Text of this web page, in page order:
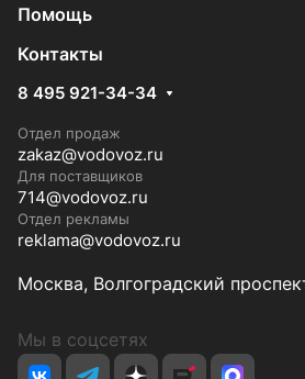
Помощь
Контакты
8 495 921-34-34
Отдел продаж
zakaz@vodovoz.ru
Для поставщиков
714@vodovoz.ru
Отдел рекламы
reklama@vodovoz.ru
Москва, Волгоградский
Мы в соцсетях